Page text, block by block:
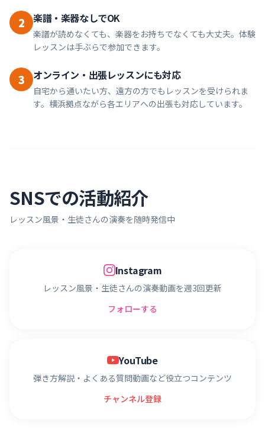
2 楽譜・楽器なしでOK
楽譜が読めなくても、楽器をお持ちでなくても大丈夫。体験
レッスンは手ぶらで参加できます。
3 オンライン・出張レッスンにも対応
自宅から通いたい方、遠方の方でもレッスンを受けられま
す。横浜拠点ながら各エリアへの出張も対応しています。
SNSでの活動紹介
レッスン風景・生徒さんの演奏を随時発信中
Instagram
レッスン風景・生徒さんの演奏動画を週3回更新
フォローする
YouTube
弾き方解説・よくある質問動画など役立つコンテンツ
チャンネル登録